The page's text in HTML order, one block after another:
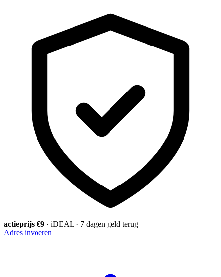
actieprijs €9 · iDEAL · 7 dagen geld terug
Adres invoeren